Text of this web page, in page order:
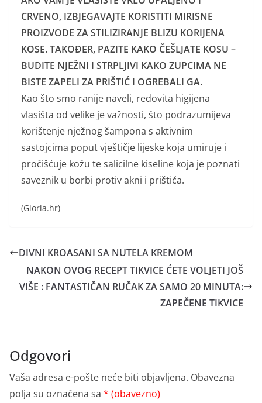
CRVENO, IZBJEGAVAJTE KORISTITI MIRISNE
PROIZVODE ZA STILIZIRANJE BLIZU KORIJENA
KOSE. TAKOĐER, PAZITE KAKO ČEŠLJATE KOSU –
BUDITE NJEŽNI I STRPLJIVI KAKO ZUPCIMA NE
BISTE ZAPELI ZA PRIŠTIĆ I OGREBALI GA.
Kao što smo ranije naveli, redovita higijena
vlasišta od velike je važnosti, što podrazumijeva
korištenje nježnog šampona s aktivnim
sastojcima poput vještičje lijeske koja umiruje i
pročišćuje kožu te salicilne kiseline koja je poznati
saveznik u borbi protiv akni i prištića.
(Gloria.hr)
DIVNI KROASANI SA NUTELA KREMOM
NAKON OVOG RECEPT TIKVICE ĆETE VOLJETI JOŠ
VIŠE : FANTASTIČAN RUČAK ZA SAMO 20 MINUTA:
ZAPEČENE TIKVICE
Odgovori
Vaša adresa e-pošte neće biti objavljena. Obavezna
polja su označena sa * (obavezno)